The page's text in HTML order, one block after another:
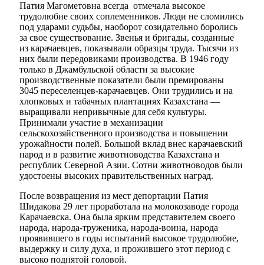
Патия Магометовна всегда отмечала высокое
трудолюбие своих соплеменников. Люди не сломились
под ударами судьбы, наоборот созидательно боролись
за свое существование. Звенья и бригады, созданные
из карачаевцев, показывали образцы труда. Тысячи из
них были передовиками производства. В 1946 году
только в Джамбульской области за высокие
производственные показатели были премированы
3045 переселенцев-карачаевцев. Они трудились и на
хлопковых и табачных плантациях Казахстана —
выращивали непривычные для себя культуры.
Принимали участие в механизации
сельскохозяйственного производства и повышении
урожайности полей. Большой вклад внес карачаевский
народ и в развитие животноводства Казахстана и
республик Северной Азии. Сотни животноводов были
удостоены высоких правительственных наград.
После возвращения из мест депортации Патия
Шидакова 29 лет проработала на молокозаводе города
Карачаевска. Она была ярким представителем своего
народа, народа-труженика, народа-воина, народа
проявившего в годы испытаний высокое трудолюбие,
выдержку и силу духа, и прожившего этот период с
высоко поднятой головой.
Об округе